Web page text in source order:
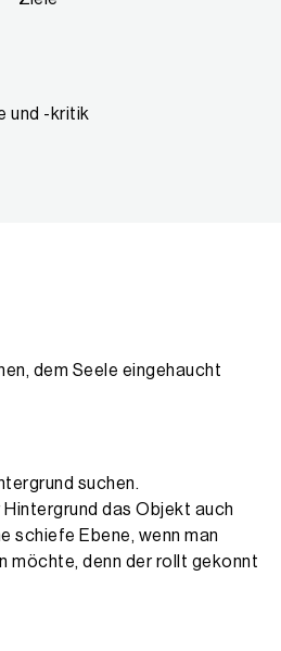
und -kritik
dem Seele eingehaucht
suchen.
das Objekt auch
schiefe Ebene, wenn man
möchte, denn der rollt gekonnt